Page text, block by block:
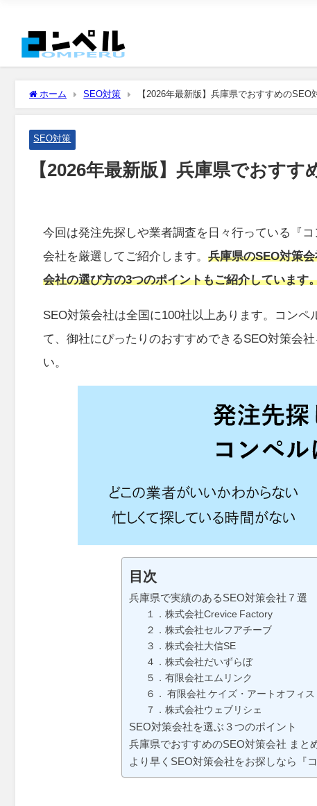
ホーム SEO対策 【2026年最新版】兵庫県でおすすめのSEO
SEO対策
【2026年最新版】兵庫県でおすす
今回は発注先探しや業者調査を日々行っている『
会社を厳選してご紹介します。 兵庫県のSEO対策
会社の選び方の3つのポイントもご紹介しています
SEO対策会社は全国に100社以上あります。コン
て、御社にぴったりのおすすめできるSEO対策会
い。
目次
兵庫県で実績のあるSEO対策会社７選
１．株式会社Crevice Factory
２．株式会社セルフアチーブ
３．株式会社大信SE
４．株式会社だいずらぼ
５．有限会社エムリンク
６． 有限会社 ケイズ・アートオフィス
７．株式会社ウェブリシェ
SEO対策会社を選ぶ３つのポイント
兵庫県でおすすめのSEO対策会社 まと
より早くSEO対策会社をお探しなら『コ